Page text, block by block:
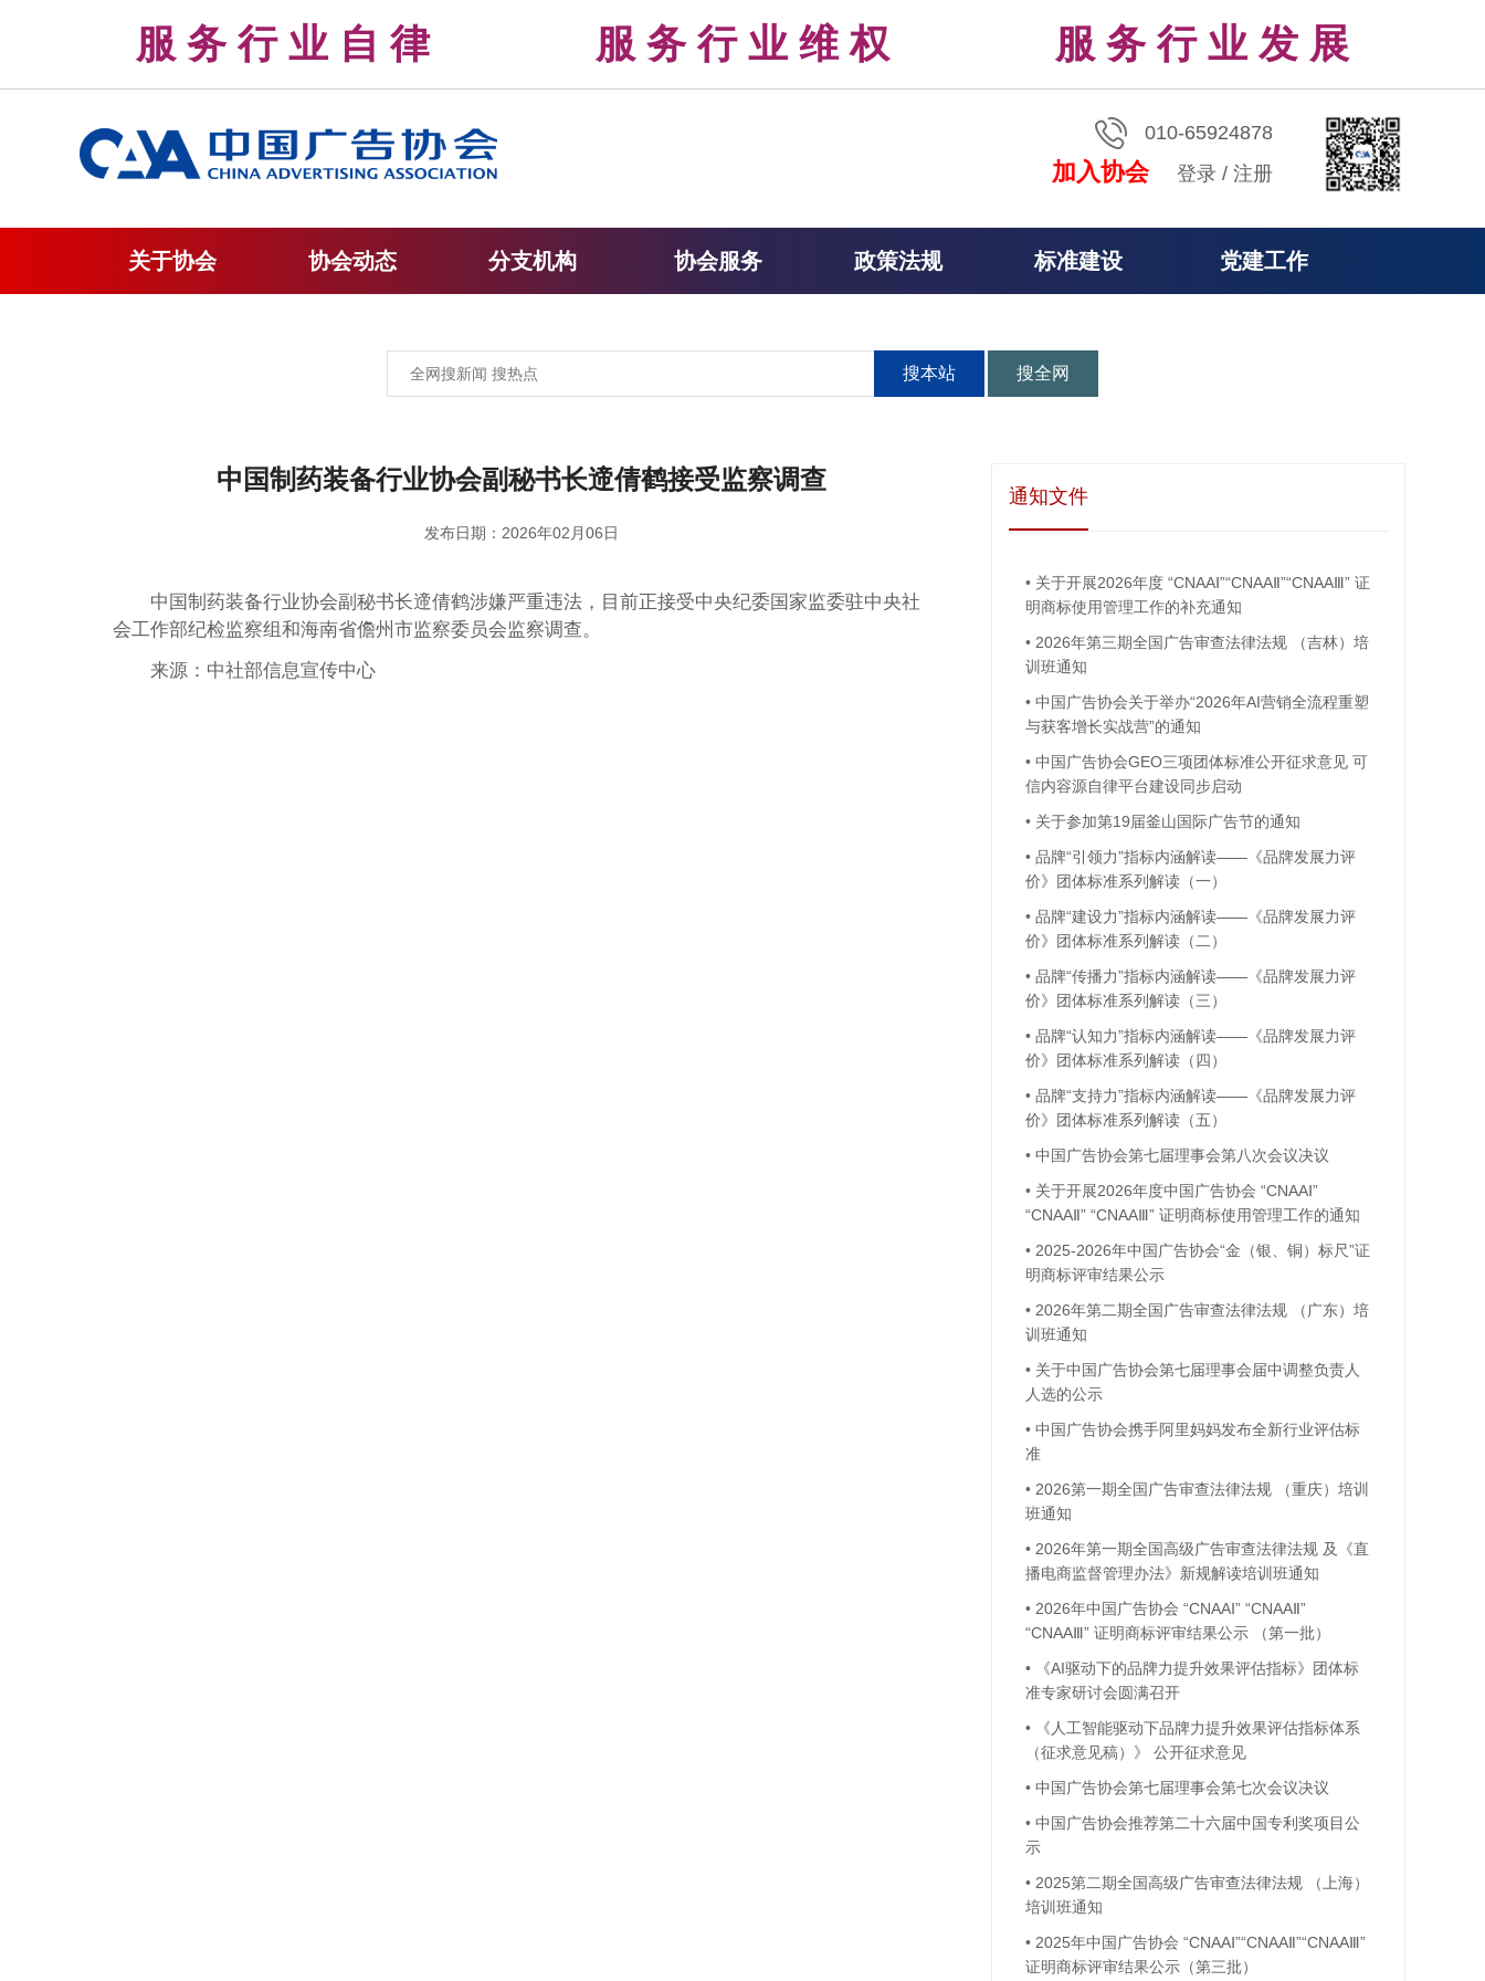
服 务 行 业 自 律 服 务 行 业 维 权 服 务 行 业 发 展
010-65924878
加入协会 登录 / 注册
关于协会 协会动态 分支机构 协会服务 政策法规 标准建设 党建工作
搜本站 搜全网
中国制药装备行业协会副秘书长遆倩鹤接受监察调查
发布日期：2026年02月06日
中国制药装备行业协会副秘书长遆倩鹤涉嫌严重违法，目前正接受中央纪委国家监委驻中央社
会工作部纪检监察组和海南省儋州市监察委员会监察调查。
来源：中社部信息宣传中心
通知文件
• 关于开展2026年度 “CNAAⅠ”“CNAAⅡ”“CNAAⅢ” 证
明商标使用管理工作的补充通知
• 2026年第三期全国广告审查法律法规 （吉林）培
训班通知
• 中国广告协会关于举办“2026年AI营销全流程重塑
与获客增长实战营”的通知
• 中国广告协会GEO三项团体标准公开征求意见 可
信内容源自律平台建设同步启动
• 关于参加第19届釜山国际广告节的通知
• 品牌“引领力”指标内涵解读——《品牌发展力评
价》团体标准系列解读（一）
• 品牌“建设力”指标内涵解读——《品牌发展力评
价》团体标准系列解读（二）
• 品牌“传播力”指标内涵解读——《品牌发展力评
价》团体标准系列解读（三）
• 品牌“认知力”指标内涵解读——《品牌发展力评
价》团体标准系列解读（四）
• 品牌“支持力”指标内涵解读——《品牌发展力评
价》团体标准系列解读（五）
• 中国广告协会第七届理事会第八次会议决议
• 关于开展2026年度中国广告协会 “CNAAⅠ”
“CNAAⅡ” “CNAAⅢ” 证明商标使用管理工作的通知
• 2025-2026年中国广告协会“金（银、铜）标尺”证
明商标评审结果公示
• 2026年第二期全国广告审查法律法规 （广东）培
训班通知
• 关于中国广告协会第七届理事会届中调整负责人
人选的公示
• 中国广告协会携手阿里妈妈发布全新行业评估标
准
• 2026第一期全国广告审查法律法规 （重庆）培训
班通知
• 2026年第一期全国高级广告审查法律法规 及《直
播电商监督管理办法》新规解读培训班通知
• 2026年中国广告协会 “CNAAⅠ” “CNAAⅡ”
“CNAAⅢ” 证明商标评审结果公示 （第一批）
•
《AI驱动下的品牌力提升效果评估指标》团体标
准专家研讨会圆满召开
•
《人工智能驱动下品牌力提升效果评估指标体系
（征求意见稿）》 公开征求意见
• 中国广告协会第七届理事会第七次会议决议
• 中国广告协会推荐第二十六届中国专利奖项目公
示
• 2025第二期全国高级广告审查法律法规 （上海）
培训班通知
• 2025年中国广告协会 “CNAAⅠ”“CNAAⅡ”“CNAAⅢ”
证明商标评审结果公示（第三批）